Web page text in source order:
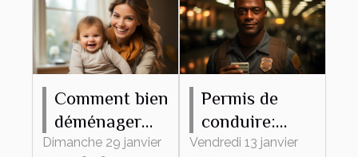
Comment bien
déménager
avec votre
Dimanche 29 janvier
Permis de
conduire:
pourquoi
Vendredi 13 janvier